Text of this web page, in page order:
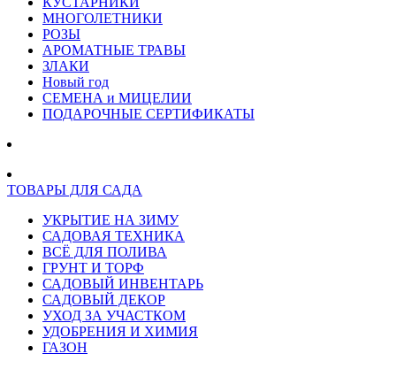
МНОГОЛЕТНИКИ
РОЗЫ
АРОМАТНЫЕ ТРАВЫ
ЗЛАКИ
Новый год
СЕМЕНА и МИЦЕЛИИ
ПОДАРОЧНЫЕ СЕРТИФИКАТЫ
ТОВАРЫ ДЛЯ САДА
УКРЫТИЕ НА ЗИМУ
САДОВАЯ ТЕХНИКА
ВСЁ ДЛЯ ПОЛИВА
ГРУНТ И ТОРФ
САДОВЫЙ ИНВЕНТАРЬ
САДОВЫЙ ДЕКОР
УХОД ЗА УЧАСТКОМ
УДОБРЕНИЯ И ХИМИЯ
ГАЗОН